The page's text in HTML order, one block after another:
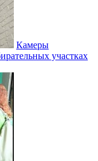
Камеры
участках